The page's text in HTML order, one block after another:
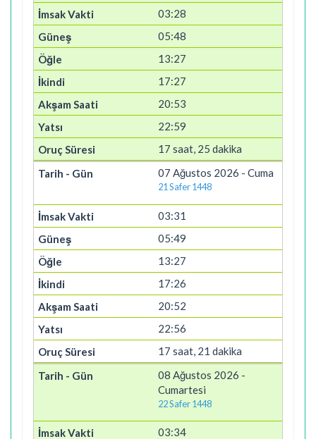
03:28
05:48
13:27
17:27
20:53
22:59
17 saat, 25 dakika
07 Ağustos 2026 - Cuma
21 Safer 1448
03:31
05:49
13:27
17:26
20:52
22:56
17 saat, 21 dakika
08 Ağustos 2026 -
Cumartesi
22 Safer 1448
03:34